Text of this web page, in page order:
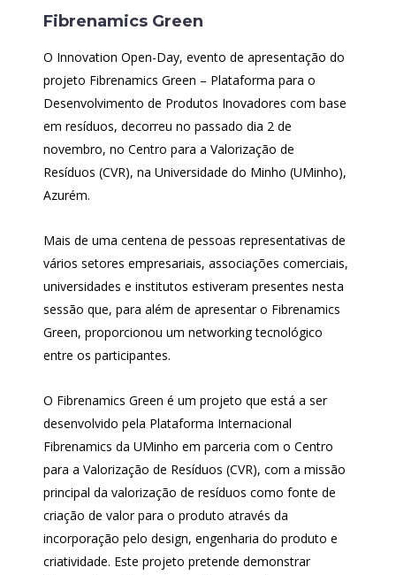
Fibrenamics Green
O Innovation Open-Day, evento de apresentação do
projeto Fibrenamics Green – Plataforma para o
Desenvolvimento de Produtos Inovadores com base
em resíduos, decorreu no passado dia 2 de
novembro, no Centro para a Valorização de
Resíduos (CVR), na Universidade do Minho (UMinho),
Azurém.
Mais de uma centena de pessoas representativas de
vários setores empresariais, associações comerciais,
universidades e institutos estiveram presentes nesta
sessão que, para além de apresentar o Fibrenamics
Green, proporcionou um networking tecnológico
entre os participantes.
O Fibrenamics Green é um projeto que está a ser
desenvolvido pela Plataforma Internacional
Fibrenamics da UMinho em parceria com o Centro
para a Valorização de Resíduos (CVR), com a missão
principal da valorização de resíduos como fonte de
criação de valor para o produto através da
incorporação pelo design, engenharia do produto e
criatividade. Este projeto pretende demonstrar